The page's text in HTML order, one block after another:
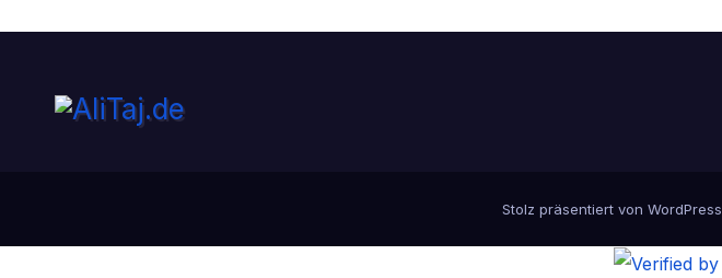
Stolz präsentiert von WordPress